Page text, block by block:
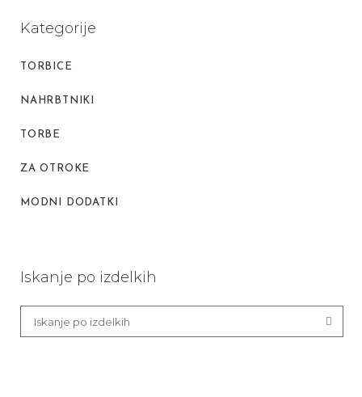
Kategorije
TORBICE
NAHRBTNIKI
TORBE
ZA OTROKE
MODNI DODATKI
Iskanje po izdelkih